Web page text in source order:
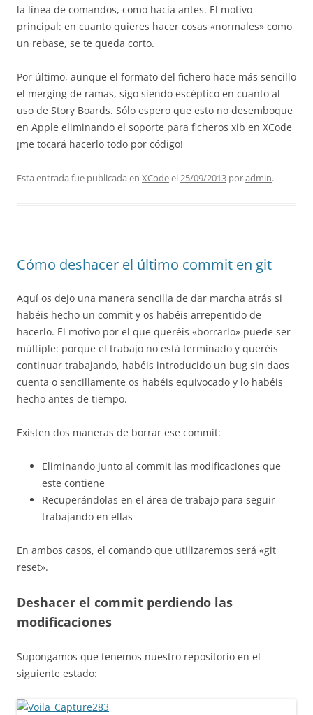
la línea de comandos, como hacía antes. El motivo
principal: en cuanto quieres hacer cosas «normales» como
un rebase, se te queda corto.
Por último, aunque el formato del fichero hace más sencillo
el merging de ramas, sigo siendo escéptico en cuanto al
uso de Story Boards. Sólo espero que esto no desemboque
en Apple eliminando el soporte para ficheros xib en XCode
¡me tocará hacerlo todo por código!
Esta entrada fue publicada en XCodeel25/09/2013 poradmin.
Cómo deshacer el último commit en git
Aquí os dejo una manera sencilla de dar marcha atrás si
habéis hecho un commit y os habéis arrepentido de
hacerlo. El motivo por el que queréis «borrarlo» puede ser
múltiple: porque el trabajo no está terminado y queréis
continuar trabajando, habéis introducido un bug sin daos
cuenta o sencillamente os habéis equivocado y lo habéis
hecho antes de tiempo.
Existen dos maneras de borrar ese commit:
Eliminando junto al commit las modificaciones que
este contiene
Recuperándolas en el área de trabajo para seguir
trabajando en ellas
En ambos casos, el comando que utilizaremos será «git
reset».
Deshacer el commit perdiendo las
modificaciones
Supongamos que tenemos nuestro repositorio en el
siguiente estado: